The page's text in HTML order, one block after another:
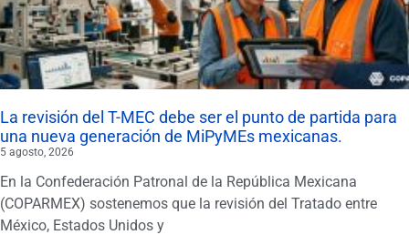
La revisión del T-MEC debe ser el punto de partida para
una nueva generación de MiPyMEs mexicanas.
5 agosto, 2026
En la Confederación Patronal de la República Mexicana
(COPARMEX) sostenemos que la revisión del Tratado entre
México, Estados Unidos y